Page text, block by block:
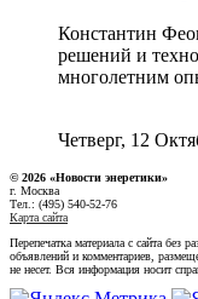
Константин
решений и
многолетним
Четверг, 12
© 2026 «Новости энеретики»
г. Москва
Тел.: (495) 540-52-76
Карта сайта
Перепечатка материала с сайта без
объявлений и комментариев,
не несет. Вся информация носит